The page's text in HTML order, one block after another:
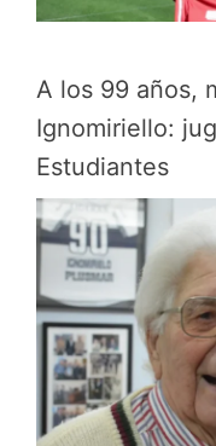
A los 99 años,
Ignomiriello:
Estudiantes